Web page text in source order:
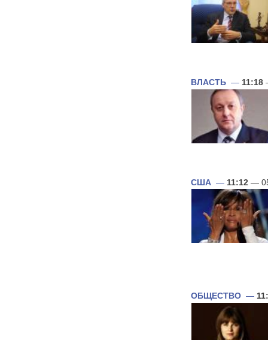
ВЛАСТЬ — 11:18
США — 11:12 —
ОБЩЕСТВО —